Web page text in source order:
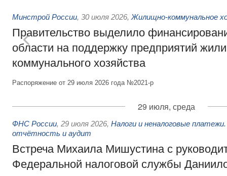
Минстрой России, 30 июля 2026, Жилищно-коммунальное
Правительство выделило
области на поддержку предприятий
коммунального хозяйства
Распоряжение от 29 июля 2026 года №2021-р
29 июля, среда
ФНС России, 29 июля 2026, Налоги и неналоговые
отчётность и аудит
Встреча Михаила Мишустина с
Федеральной налоговой службы